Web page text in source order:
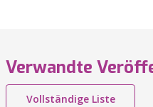
Verwandte
Vollständige Liste